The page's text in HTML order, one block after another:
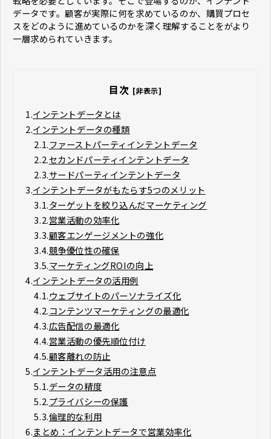
データです。顧客が実際に何を求めているのか、購買プロセ
スをどのように進めているのかを深く理解することをがより
一層求められていきます。
目次 [非表示]
1.インテントデータとは
2.インテントデータの種類
2.1.ファーストパーティインテントデータ
2.2.セカンドパーティインテントデータ
2.3.サードパーティインテントデータ
3.インテントデータがもたらす5つのメリット
3.1.ターゲットを絞り込んだマーケティング
3.2.営業活動の効率化
3.3.顧客エンゲージメントの強化
3.4.競争優位性の確保
3.5.マーケティングROIの向上
4.インテントデータの活用例
4.1.ウェブサイトのパーソナライズ化
4.2.コンテンツマーケティングの最適化
4.3.広告配信の最適化
4.4.営業活動の優先順位付け
4.5.顧客離れの防止
5.インテントデータ活用の注意点
5.1.データの精度
5.2.プライバシーの保護
5.3.倫理的な利用
6.まとめ：インテントデータで営業効率化